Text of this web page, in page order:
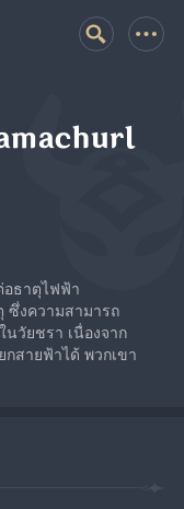
อธาตุไฟฟ้า
ซึ่งความสามารถ
วัยชรา เนื่องจาก
สายฟ้าได้ พวกเขา